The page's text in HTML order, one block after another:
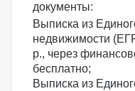
документы:
Выписка из
недвижимости
р., через
бесплатно;
Выписка из